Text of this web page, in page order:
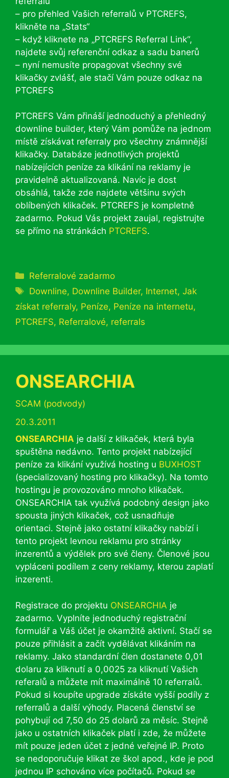
– pro přehled Vašich referralů v PTCREFS,
klikněte na „Stats“
– když kliknete na „PTCREFS Referral Link“,
najdete svůj referenční odkaz a sadu banerů
– nyní nemusíte propagovat všechny své
klikačky zvlášť, ale stačí Vám pouze odkaz na
PTCREFS
PTCREFS Vám přináší jednoduchý a přehledný
downline builder, který Vám pomůže na jednom
místě získávat referraly pro všechny známnější
klikačky. Databáze jednotlivých projektů
nabízejících peníze za klikání na reklamy je
pravidelně aktualizovaná. Navíc je dost
obsáhlá, takže zde najdete většinu svých
oblíbených klikaček. PTCREFS je kompletně
zadarmo. Pokud Vás projekt zaujal, registrujte
se přímo na stránkách PTCREFS.
Rubriky
Referralové zadarmo
Štítky
Downline, Downline Builder, Internet,Jak
získat referraly, Peníze, Peníze na internetu,
PTCREFS, Referralové, referrals
ONSEARCHIA
Rubriky
SCAM (podvody)
20.3.2011
ONSEARCHIA je další z klikaček, která byla
spuštěna nedávno. Tento projekt nabízející
peníze za klikání využívá hosting u BUXHOST
(specializovaný hosting pro klikačky). Na tomto
hostingu je provozováno mnoho klikaček.
ONSEARCHIA tak využívá podobný design jako
spousta jiných klikaček, což usnadňuje
orientaci. Stejně jako ostatní klikačky nabízí i
tento projekt levnou reklamu pro stránky
inzerentů a výdělek pro své členy. Členové jsou
vypláceni podílem z ceny reklamy, kterou zaplatí
inzerenti.
Registrace do projektu ONSEARCHIA je
zadarmo. Vyplníte jednoduchý registrační
formulář a Váš účet je okamžitě aktivní. Stačí se
pouze přihlásit a začít vydělávat klikáním na
reklamy. Jako standardní člen dostanete 0,01
dolaru za kliknutí a 0,0025 za kliknutí Vašich
referalů a můžete mít maximálně 10 referralů.
Pokud si koupíte upgrade získáte vyšší podíly z
referralů a další výhody. Placená členství se
pohybují od 7,50 do 25 dolarů za měsíc. Stejně
jako u ostatních klikaček platí i zde, že můžete
mít pouze jeden účet z jedné veřejné IP. Proto
se nedoporučuje klikat ze škol apod., kde je pod
jednou IP schováno více počítačů. Pokud se